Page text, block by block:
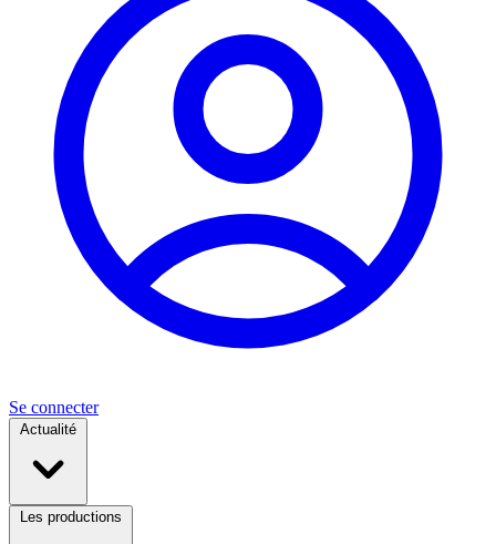
Se connecter
Actualité
Les productions